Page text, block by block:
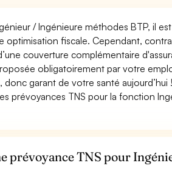
/ Ingénieure méthodes BTP, il
fiscale. Cependant,
couverture complémentaire
obligatoirement par votre
garant de votre santé aujourd’hui
prévoyances TNS pour la fonction
prévoyance TNS pour